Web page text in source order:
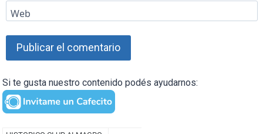
Web
Si te gusta nuestro contenido podés ayudarnos: